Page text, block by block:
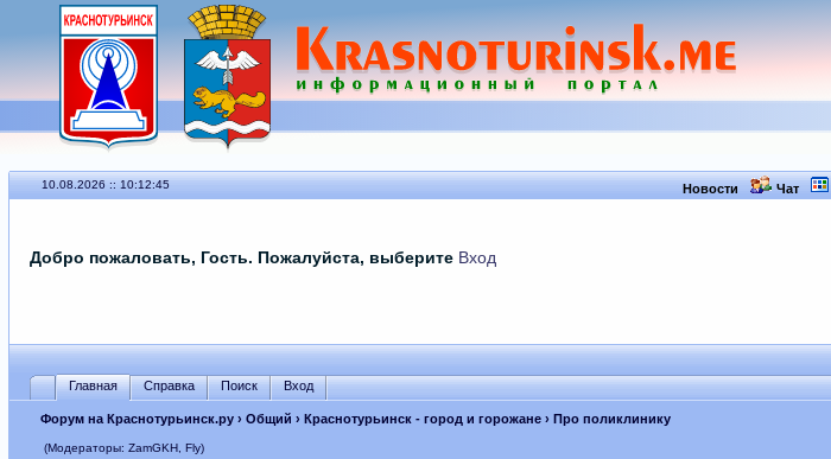
10.08.2026 :: 10:12:45 Новости Чат
Добро пожаловать, Гость. Пожалуйста, выберите Вход
Главная Справка Поиск Вход
Форум на Краснотурьинск.ру› Общий › Краснотурьинск - город и горожане› Про поликлинику
(Модераторы: ZamGKH, Fly)